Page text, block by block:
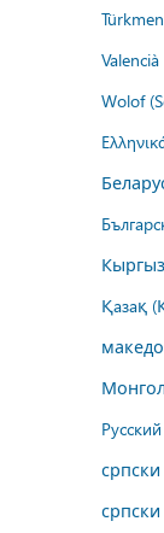
Wolof
Қазақ